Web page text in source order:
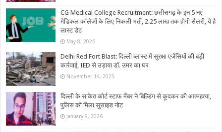
CG Medical College Recruitment: छत्तीसगढ़ के इन 5 नए
मेडिकल कॉलेजों के लिए निकली भर्ती, 2.25 लाख तक होगी सैलरी, ये है
लास्ट डेट
May 8, 2026
Delhi Red Fort Blast: दिल्ली ब्लास्ट में सुरक्षा एजेंसियों की बड़ी
कार्रवाई, IED से उड़ाया डॉ. उमर का घर
November 14, 2025
दिल्ली के साकेत कोर्ट स्टाफ मेंबर ने बिल्डिंग से कूदकर की आत्महत्या,
पुलिस को मिला सुसाइड नोट
January 9, 2026